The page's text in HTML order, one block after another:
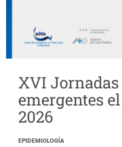
XVI
emergentes
2026
EPIDEMIOLOGÍA